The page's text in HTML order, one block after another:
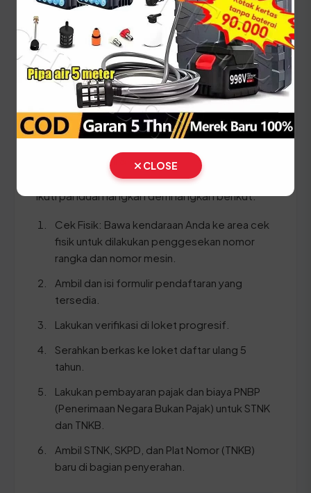
Setiap lima tahun, pemilik kendaraan wajib
melakukan pergantian pelat nomor dan cek fisik
kendaraan. Siapkan dokumen tambahan ini:
STNK asli
KTP asli
SKPD asli
BPKB asli & copy
Ikuti panduan langkah demi langkah berikut:
Cek Fisik: Bawa kendaraan Anda ke area cek
fisik untuk dilakukan penggesekan nomor
rangka dan nomor mesin.
Ambil dan isi formulir pendaftaran yang
tersedia.
Lakukan verifikasi di loket progresif.
Serahkan berkas ke loket daftar ulang 5
tahun.
Lakukan pembayaran pajak dan biaya PNBP
(Penerimaan Negara Bukan Pajak) untuk STNK
dan TNKB.
Ambil STNK, SKPD, dan Plat Nomor (TNKB)
baru di bagian penyerahan.
CLOSE